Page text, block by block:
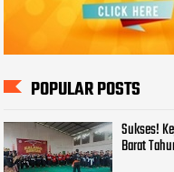
POPULAR POSTS
Sukses!
Barat